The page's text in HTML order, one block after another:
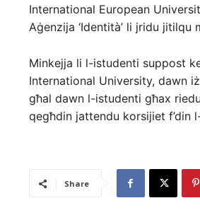
International European
Aġenzija ‘Identità’ li jridu jitilqu
Minkejja li l-istudenti suppost
International University, dawn
għal dawn l-istudenti għax
qegħdin jattendu korsijiet f’din
Share